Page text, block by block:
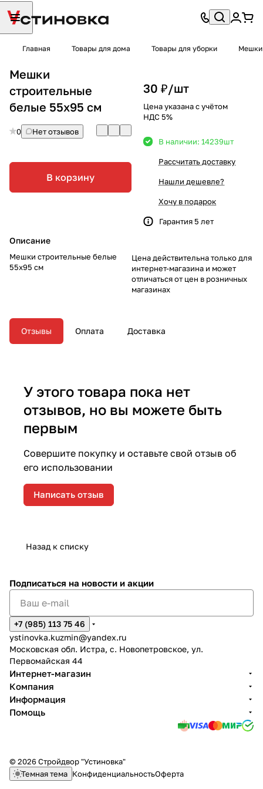
Главная Товары для дома Товары для уборки Мешки
Мешки
строительные
белые 55х95 см
0 Нет отзывов
В корзину
Описание
Мешки строительные белые
55х95 см
30 ₽/шт
Цена указана с учётом
НДС 5%
В наличии: 14239шт
Рассчитать доставку
Нашли дешевле?
Хочу в подарок
Гарантия 5 лет
Цена действительна только для
интернет-магазина и может
отличаться от цен в розничных
магазинах
Отзывы Оплата Доставка
У этого товара пока нет
отзывов, но вы можете быть
первым
Совершите покупку и оставьте свой отзыв об
его использовании
Написать отзыв
Назад к списку
Подписаться на новости и акции
+7 (985) 113 75 46
ystinovka.kuzmin@yandex.ru
Московская обл. Истра, с. Новопетровское, ул.
Первомайская 44
Интернет-магазин
Компания
Информация
Помощь
© 2026 Стройдвор "Устиновка"
Темная тема КонфиденциальностьОферта